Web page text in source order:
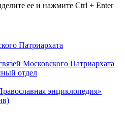
ее и нажмите Ctrl + Enter
Патриархата
Московского Патриархата
отдел
энциклопедия»